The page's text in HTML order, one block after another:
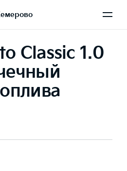
Classic 1.0